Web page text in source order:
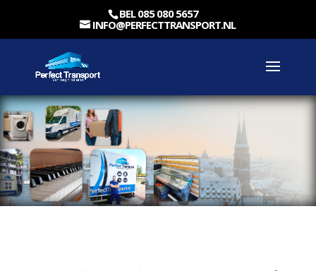
BEL 085 080 5657
INFO@PERFECTTRANSPORT.NL